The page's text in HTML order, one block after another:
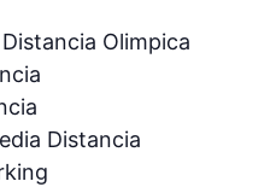
Olimpica
Distancia